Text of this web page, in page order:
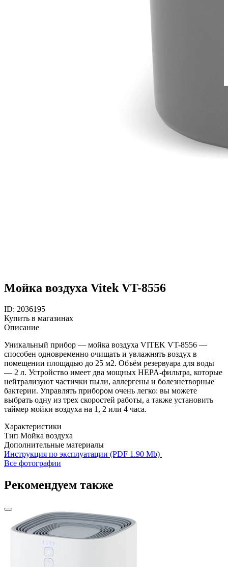
Мойка воздуха Vitek VT-8556
ID: 2036195
Купить в магазинах
Описание
Уникальный прибор — мойка воздуха VITEK VT-8556 —
способен одновременно очищать и увлажнять воздух в
помещении площадью до 25 м2. Объём резервуара для воды
— 2 л. Устройство имеет два мощных HEPA-фильтра, которые
нейтрализуют частички пыли, аллергены и болезнетворные
бактерии. Управлять прибором очень легко: вы можете
выбрать одну из трех скоростей работы, а также установить
таймер мойки воздуха на 1, 2 или 4 часа.
Характеристики
Тип Мойка воздуха
Дополнительные материалы
Инструкция по эксплуатации (PDF 1.90 Mb)
Все фотографии
Рекомендуем также